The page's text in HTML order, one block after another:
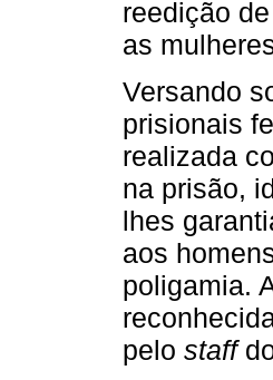
reedição
as
Versando
prisionais
realizada
na prisão,
lhes
aos
poligamia.
pelo staff